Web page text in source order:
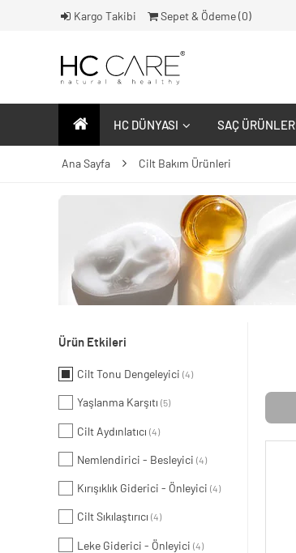
Kargo Takibi Sepet & Ödeme ( 0)
HC DÜNYASI SAÇ ÜRÜNLERI
Ana Sayfa Cilt Bakım Ürünleri
Ürün Etkileri
Cilt Tonu Dengeleyici (4)
Yaşlanma Karşıtı (5)
Cilt Aydınlatıcı (4)
Nemlendirici - Besleyici (4)
Kırışıklık Giderici - Önleyici (4)
Cilt Sıkılaştırıcı (4)
Leke Giderici - Önleyici (4)